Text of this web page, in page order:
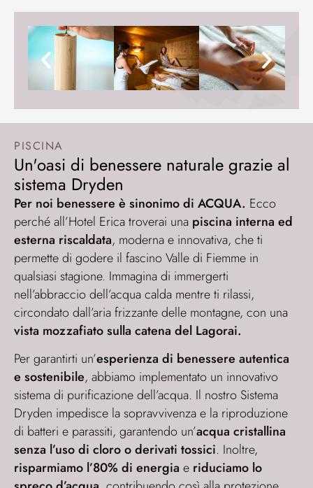
PISCINA
Un'oasi di benessere naturale grazie al
sistema Dryden
Per noi benessere è sinonimo di ACQUA. Ecco
perché all’Hotel Erica troverai una piscina interna ed
esterna riscaldata, moderna e innovativa, che ti
permette di godere il fascino Valle di Fiemme in
qualsiasi stagione. Immagina di immergerti
nell’abbraccio dell’acqua calda mentre ti rilassi,
circondato dall’aria frizzante delle montagne, con una
vista mozzafiato sulla catena del Lagorai.
Per garantirti un’esperienza di benessere autentica
e sostenibile, abbiamo implementato un innovativo
sistema di purificazione dell’acqua. Il nostro Sistema
Dryden impedisce la sopravvivenza e la riproduzione
di batteri e parassiti, garantendo un’acqua cristallina
senza l’uso di cloro o derivati tossici. Inoltre,
risparmiamo l’80% di energia e riduciamo lo